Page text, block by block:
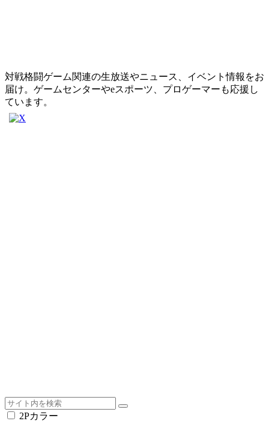
対戦格闘ゲーム関連の生放送やニュース、イベント情報をお
届け。ゲームセンターやeスポーツ、プロゲーマーも応援し
ています。
2Pカラー